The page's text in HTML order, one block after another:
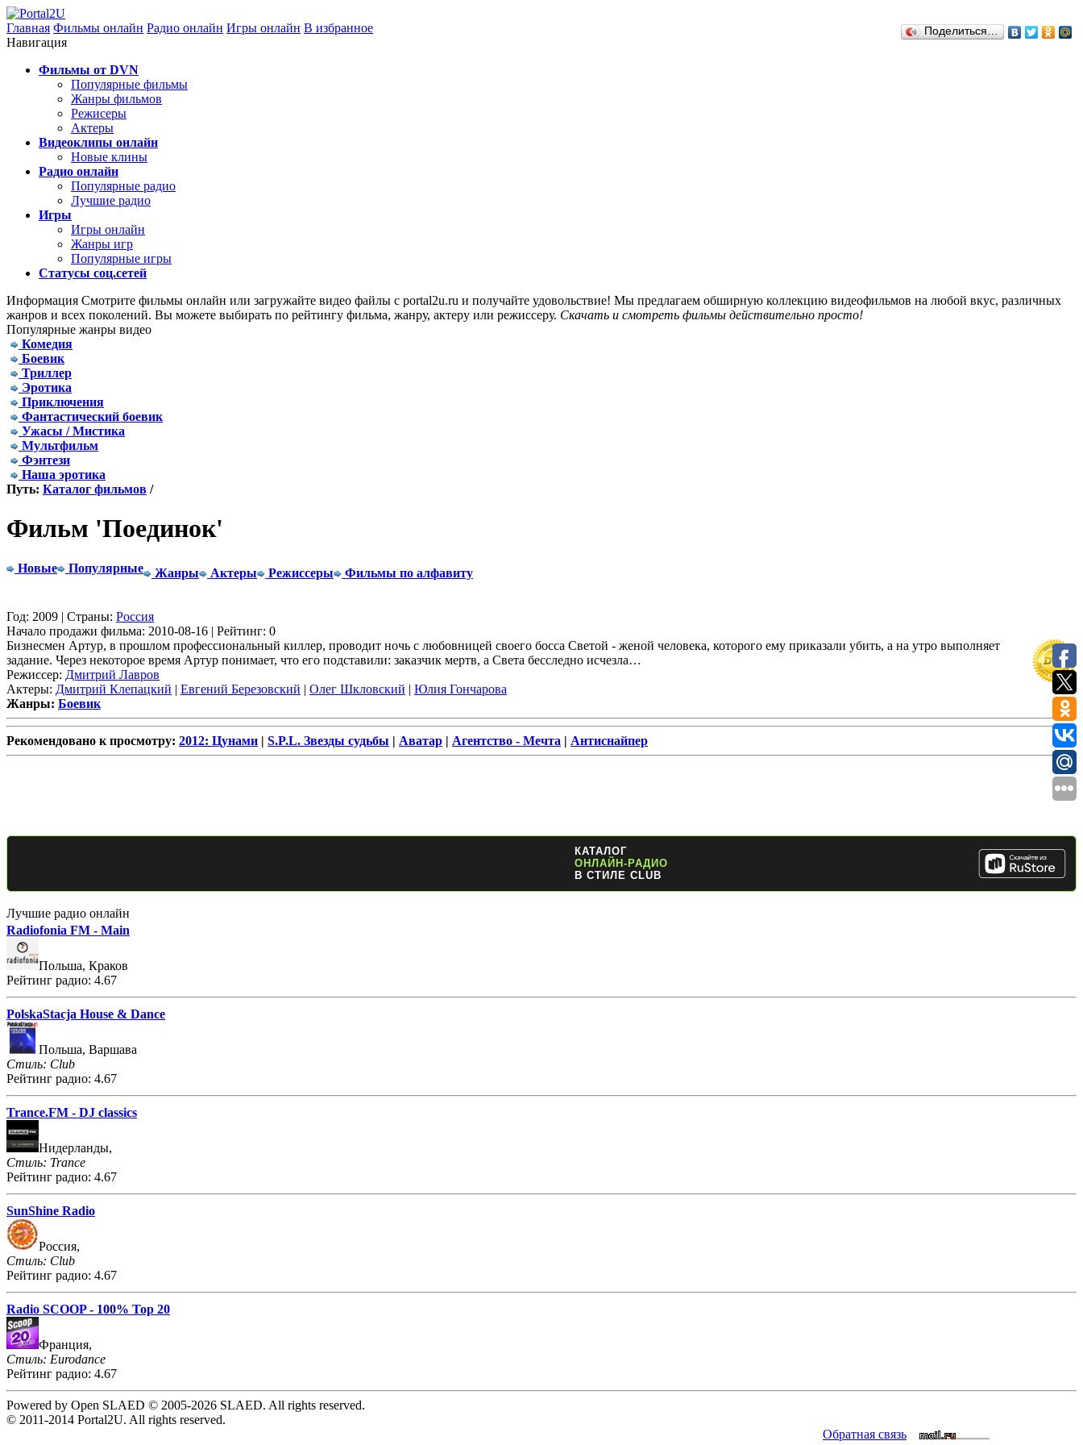
Главная Фильмы онлайн Радио онлайн Игры онлайн В избранное Поделиться…
Навигация
Фильмы от DVN
Популярные фильмы
Жанры фильмов
Режисеры
Актеры
Видеоклипы онлайн
Новые клины
Радио онлайн
Популярные радио
Лучшие радио
Игры
Игры онлайн
Жанры игр
Популярные игры
Статусы соц.сетей
Информация Смотрите фильмы онлайн или загружайте видео файлы с portal2u.ru и получайте удовольствие! Мы предлагаем обширную коллекцию видеофильмов на любой вкус, различных
жанров и всех поколений. Вы можете выбирать по рейтингу фильма, жанру, актеру или режиссеру. Скачать и смотреть фильмы действительно просто!
Популярные жанры видео
Комедия
Боевик
Триллер
Эротика
Приключения
Фантастический боевик
Ужасы / Мистика
Мультфильм
Фэнтези
Наша эротика
Путь: Каталог фильмов /
Фильм 'Поединок'
Новые Популярные Жанры Актеры Режиссеры Фильмы по алфавиту
Год: 2009 | Страны: Россия
Начало продажи фильма: 2010-08-16 | Рейтинг: 0
Бизнесмен Артур, в прошлом профессиональный киллер, проводит ночь с любовницей своего босса Светой - женой человека, которого ему приказали убить, а на утро выполняет
задание. Через некоторое время Артур понимает, что его подставили: заказчик мертв, а Света бесследно исчезла…
Режиссер: Дмитрий Лавров
Актеры: Дмитрий Клепацкий | Евгений Березовский | Олег Шкловский | Юлия Гончарова
Жанры: Боевик
Рекомендовано к просмотру: 2012: Цунами | S.P.L. Звезды судьбы | Аватар | Агентство - Мечта | Антиснайпер
КАТАЛОГ
ОНЛАЙН-РАДИО
В СТИЛЕ CLUB
Лучшие радио онлайн
Radiofonia FM - Main
Польша, Краков
Рейтинг радио: 4.67
PolskaStacja House & Dance
Польша, Варшава
Стиль: Club
Рейтинг радио: 4.67
Trance.FM - DJ classics
Нидерланды,
Стиль: Trance
Рейтинг радио: 4.67
SunShine Radio
Россия,
Стиль: Club
Рейтинг радио: 4.67
Radio SCOOP - 100% Top 20
Франция,
Стиль: Eurodance
Рейтинг радио: 4.67
Powered by Open SLAED © 2005-2026 SLAED. All rights reserved.
© 2011-2014 Portal2U. All rights reserved.
Обратная связь